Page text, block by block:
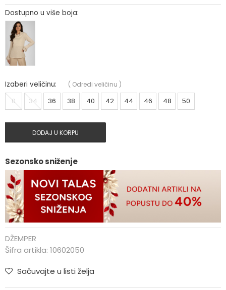
Dostupno u više boja:
Izaberi veličinu: ( Odredi veličinu )
0 34 36 38 40 42 44 46 48 50
DODAJ U KORPU
Sezonsko sniženje
DŽEMPER
Šifra artikla: 10602050
Sačuvajte u listi želja